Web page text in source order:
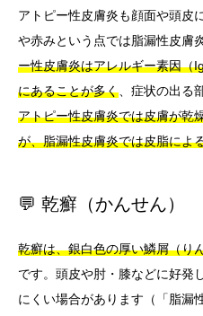
アトピー性皮膚炎も顔面や頭皮
や赤みという点では脂漏性皮膚
ー性皮膚炎はアレルギー素因（
にあることが多く 、症状の出る
アトピー性皮膚炎では皮膚が乾
が、脂漏性皮膚炎では皮脂によ
💬 乾癬（かんせん）
乾癬は、銀白色の厚い鱗屑（り
です。頭皮や肘・膝などに好発
にくい場合があります（「脂漏